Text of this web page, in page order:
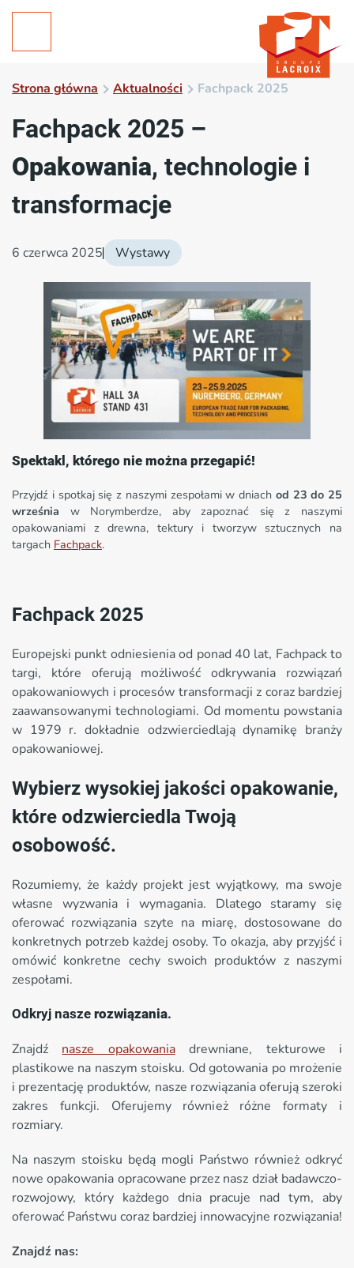
Strona główna Aktualności Fachpack 2025
Fachpack 2025 –
Opakowania, technologie i
transformacje
6 czerwca 2025 Wystawy
Spektakl, którego nie można przegapić!
Przyjdź i spotkaj się z naszymi zespołami w dniach od 23 do 25
września w Norymberdze, aby zapoznać się z naszymi
opakowaniami z drewna, tektury i tworzyw sztucznych na
targach Fachpack.
Fachpack 2025
Europejski punkt odniesienia od ponad 40 lat, Fachpack to
targi, które oferują możliwość odkrywania rozwiązań
opakowaniowych i procesów transformacji z coraz bardziej
zaawansowanymi technologiami. Od momentu powstania
w 1979 r. dokładnie odzwierciedlają dynamikę branży
opakowaniowej.
Wybierz wysokiej jakości opakowanie,
które odzwierciedla Twoją
osobowość.
Rozumiemy, że każdy projekt jest wyjątkowy, ma swoje
własne wyzwania i wymagania. Dlatego staramy się
oferować rozwiązania szyte na miarę, dostosowane do
konkretnych potrzeb każdej osoby. To okazja, aby przyjść i
omówić konkretne cechy swoich produktów z naszymi
zespołami.
Odkryj nasze rozwiązania.
Znajdźnasze opakowaniadrewniane, tekturowe i
plastikowe na naszym stoisku. Od gotowania po mrożenie
i prezentację produktów, nasze rozwiązania oferują szeroki
zakres funkcji. Oferujemy również różne formaty i
rozmiary.
Na naszym stoisku będą mogli Państwo również odkryć
nowe opakowania opracowane przez nasz dział badawczo-
rozwojowy, który każdego dnia pracuje nad tym, aby
oferować Państwu coraz bardziej innowacyjne rozwiązania!
Znajdź nas: